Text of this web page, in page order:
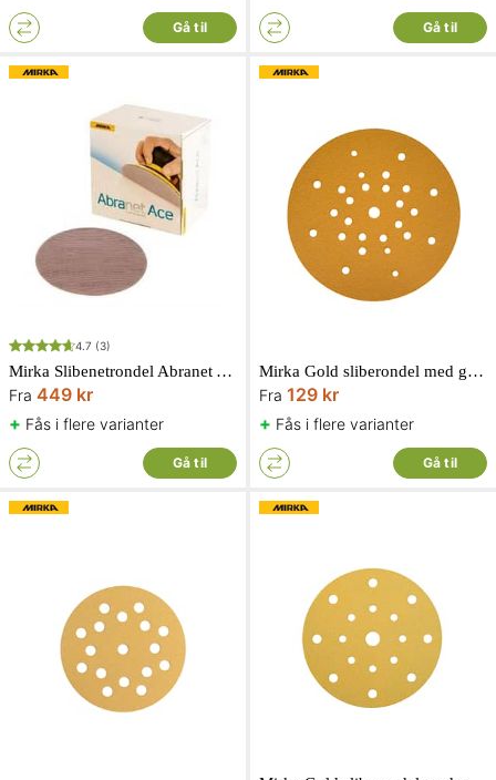
Gå til Gå til
4.7 (3)
Mirka Slibenetrondel Abranet Ace 150mm Grip P
Fra 449 kr
+ Fås i flere varianter
Gå til
Mirka Gold sliberondel med grip 225 mm 27 hul korn 100 10 stk.
Fra 129 kr
+ Fås i flere varianter
Gå til